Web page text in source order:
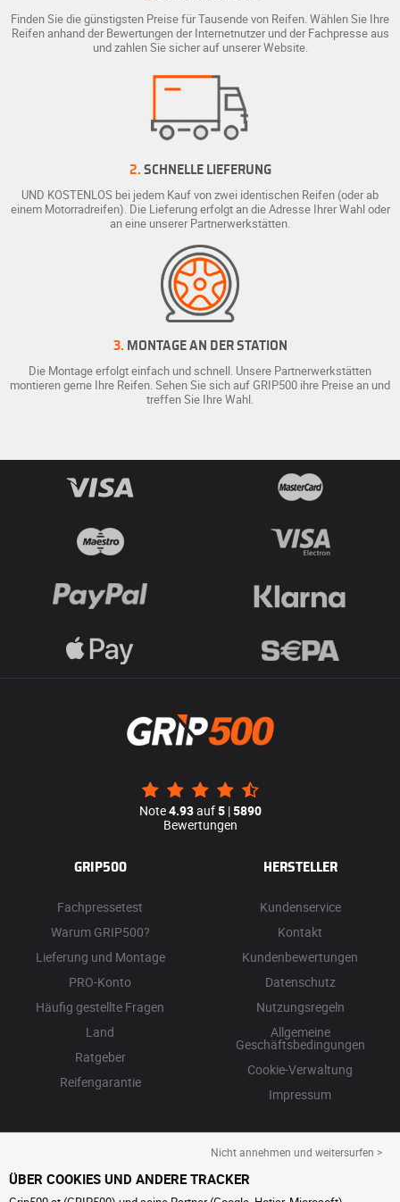
Finden Sie die günstigsten Preise für Tausende von Reifen. Wählen Sie Ihre
Reifen anhand der Bewertungen der Internetnutzer und der Fachpresse aus
und zahlen Sie sicher auf unserer Website.
2. SCHNELLE LIEFERUNG
UND KOSTENLOS bei jedem Kauf von zwei identischen Reifen (oder ab
einem Motorradreifen). Die Lieferung erfolgt an die Adresse Ihrer Wahl oder
an eine unserer Partnerwerkstätten.
3. MONTAGE AN DER STATION
Die Montage erfolgt einfach und schnell. Unsere Partnerwerkstätten
montieren gerne Ihre Reifen. Sehen Sie sich auf GRIP500 ihre Preise an und
treffen Sie Ihre Wahl.
Note4.93auf5|5890
Bewertungen
GRIP500
Fachpressetest
Warum GRIP500?
Lieferung und Montage
PRO-Konto
Häufig gestellte Fragen
Land
Ratgeber
Reifengarantie
HERSTELLER
Kundenservice
Kontakt
Kundenbewertungen
Datenschutz
Nutzungsregeln
Allgemeine
Geschäftsbedingungen
Cookie-Verwaltung
Impressum
Nicht annehmen und weitersurfen >
ÜBER COOKIES UND ANDERE TRACKER